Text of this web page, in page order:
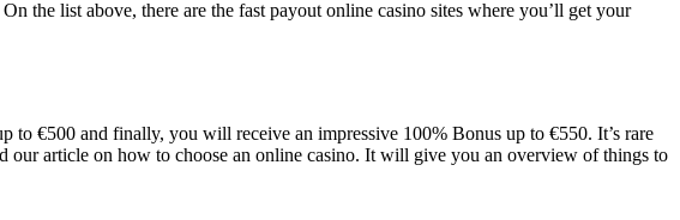
the list above, there are the fast payout online casino sites where you’ll get your
€500 and finally, you will receive an impressive 100% Bonus up to €550. It’s rare
our article on how to choose an online casino. It will give you an overview of things to